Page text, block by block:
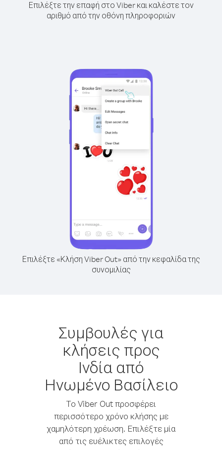
Επιλέξτε την επαφή στο Viber και καλέστε τον
αριθμό από την οθόνη πληροφοριών
Επιλέξτε «Κλήση Viber Out» από την κεφαλίδα της
συνομιλίας
Συμβουλές για
κλήσεις προς
Ινδία από
Ηνωμένο Βασίλειο
Το Viber Out προσφέρει
περισσότερο χρόνο κλήσης με
χαμηλότερη χρέωση. Επιλέξτε μία
από τις ευέλικτες επιλογές